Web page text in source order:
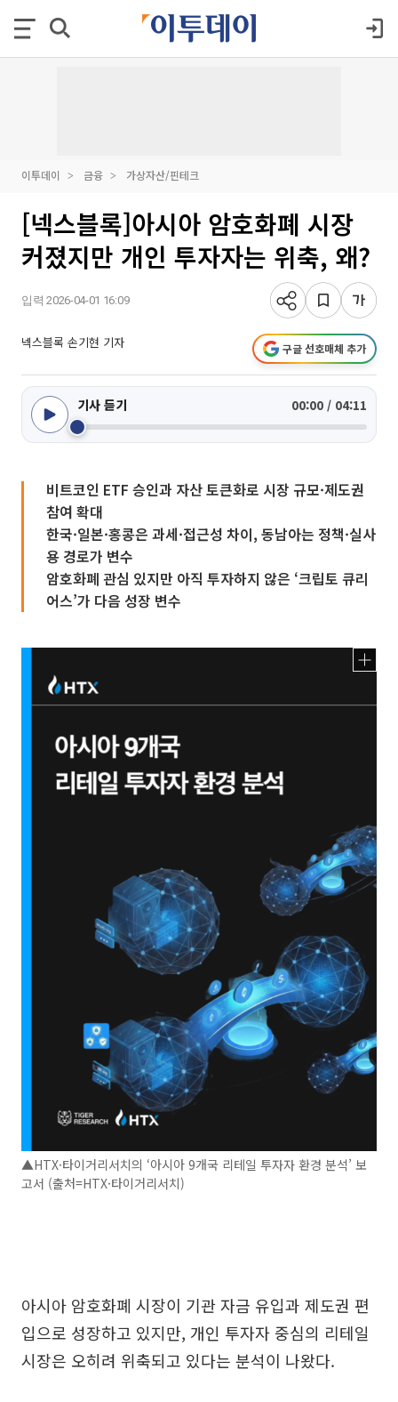
이투데이 금융 가상자산/핀테크
[넥스블록]아시아 암호화폐 시장
커졌지만 개인 투자자는 위축, 왜?
입력 2026-04-01 16:09
넥스블록 손기현 기자 구글 선호매체 추가
기사 듣기 00:00 / 04:11
비트코인 ETF 승인과 자산 토큰화로 시장 규모·제도권
참여 확대
한국·일본·홍콩은 과세·접근성 차이, 동남아는 정책·실사
용 경로가 변수
암호화폐 관심 있지만 아직 투자하지 않은 ‘크립토 큐리
어스’가 다음 성장 변수
▲HTX·타이거리서치의 ‘아시아 9개국 리테일 투자자 환경 분석’ 보
고서 (출처=HTX·타이거리서치)
아시아 암호화폐 시장이 기관 자금 유입과 제도권 편
입으로 성장하고 있지만, 개인 투자자 중심의 리테일
시장은 오히려 위축되고 있다는 분석이 나왔다.